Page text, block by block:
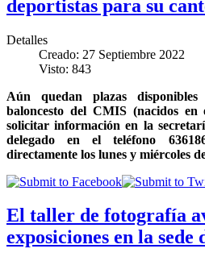
deportistas para su
Detalles
Creado: 27 Septiembre 2022
Visto: 843
Aún quedan plazas
baloncesto del CMIS (nacidos en
solicitar información en la
delegado en el teléfono
directamente los lunes y miércoles
El taller de fotografía
exposiciones en la sede